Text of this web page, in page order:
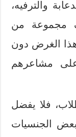
والترفيه،
مجموعة من
هذا الغرض دون
مشاعرهم
فلا يفضل
بعض الجنسيات